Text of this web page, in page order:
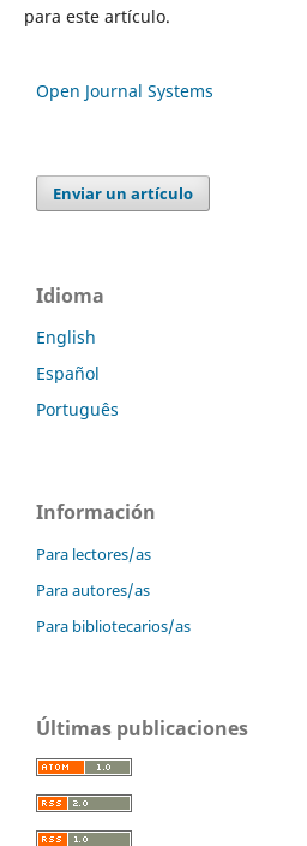
para este artículo.
Open Journal Systems
Enviar un artículo
Idioma
English
Español
Português
Información
Para lectores/as
Para autores/as
Para bibliotecarios/as
Últimas publicaciones